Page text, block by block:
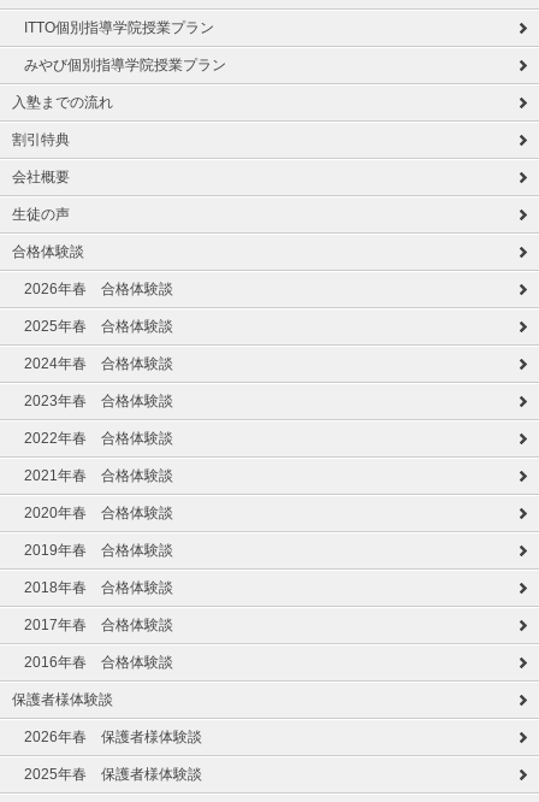
ITTO個別指導学院授業プラン
みやび個別指導学院授業プラン
入塾までの流れ
割引特典
会社概要
生徒の声
合格体験談
2026年春 合格体験談
2025年春 合格体験談
2024年春 合格体験談
2023年春 合格体験談
2022年春 合格体験談
2021年春 合格体験談
2020年春 合格体験談
2019年春 合格体験談
2018年春 合格体験談
2017年春 合格体験談
2016年春 合格体験談
保護者様体験談
2026年春 保護者様体験談
2025年春 保護者様体験談